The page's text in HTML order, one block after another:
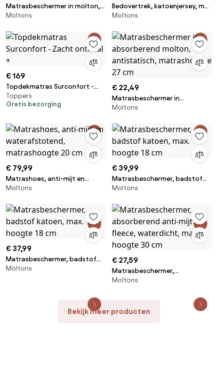
Matrasbeschermer in molton,
katoen, waterafstotend,
Moltons
Bedovertrek, katoenjersey, met
anti-mijtbehandeling, max.
Moltons
€ 169
Topdekmatras Surconfort -
Zacht onthaal +
Toppers
Gratis bezorging
€ 22,49
Matrasbeschermer in
absorberend molton,
cm
Moltons
€ 79,99
Matrashoes, anti-mijt en
waterafstotend,
Moltons
€ 39,99
Matrasbeschermer, badstof
katoen, max. hoogte 18 cm
Moltons
€ 37,99
Matrasbeschermer, badstof
katoen, max. hoogte 18 cm
Moltons
€ 27,59
Matrasbeschermer,
absorberend anti-mijt fleece,
Moltons
Bekijk meer producten